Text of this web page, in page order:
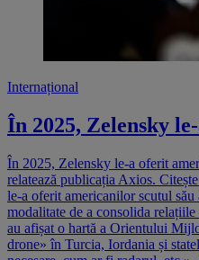
Internațional
În 2025, Zelensky
În 2025, Zelensky le-a oferit
relatează publicația Axios.
le-a oferit americanilor scutul
modalitate de a consolida
au afișat o hartă a Orientului
drone» în Turcia, Iordania și